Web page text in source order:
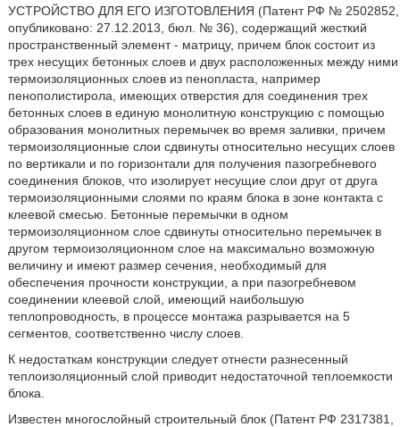
УСТРОЙСТВО ДЛЯ ЕГО ИЗГОТОВЛЕНИЯ (Патент РФ № 2502852,
опубликовано: 27.12.2013, бюл. № 36), содержащий жесткий
пространственный элемент - матрицу, причем блок состоит из
трех несущих бетонных слоев и двух расположенных между ними
термоизоляционных слоев из пенопласта, например
пенополистирола, имеющих отверстия для соединения трех
бетонных слоев в единую монолитную конструкцию с помощью
образования монолитных перемычек во время заливки, причем
термоизоляционные слои сдвинуты относительно несущих слоев
по вертикали и по горизонтали для получения пазогребневого
соединения блоков, что изолирует несущие слои друг от друга
термоизоляционными слоями по краям блока в зоне контакта с
клеевой смесью. Бетонные перемычки в одном
термоизоляционном слое сдвинуты относительно перемычек в
другом термоизоляционном слое на максимально возможную
величину и имеют размер сечения, необходимый для
обеспечения прочности конструкции, а при пазогребневом
соединении клеевой слой, имеющий наибольшую
теплопроводность, в процессе монтажа разрывается на 5
сегментов, соответственно числу слоев.
К недостаткам конструкции следует отнести разнесенный
теплоизоляционный слой приводит недостаточной теплоемкости
блока.
Известен многослойный строительный блок (Патент РФ 2317381,